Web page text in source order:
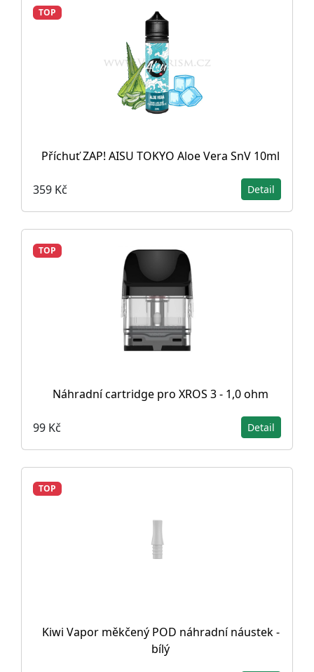
TOP
Příchuť ZAP! AISU TOKYO Aloe Vera SnV 10ml
359 Kč Detail
TOP
Náhradní cartridge pro XROS 3 - 1,0 ohm
99 Kč Detail
TOP
Kiwi Vapor měkčený POD náhradní náustek -
bílý